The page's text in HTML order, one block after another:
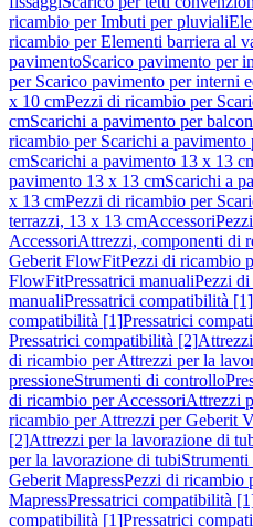
ricambio per Imbuti per pluviali
ricambio per Elementi barriera al
pavimentoScarico pavimento per
per Scarico pavimento per interni
x 10 cmPezzi di ricambio per
cmScarichi a pavimento per
ricambio per Scarichi a pavimento
cmScarichi a pavimento 13 x 13
pavimento 13 x 13 cmScarichi a
x 13 cmPezzi di ricambio per
terrazzi, 13 x 13 cmAccessori
AccessoriAttrezzi, componenti di
Geberit FlowFitPezzi di ricambio
FlowFitPressatrici manualiPezzi di
manualiPressatrici compatibilità [1]
compatibilità [1]Pressatrici
Pressatrici compatibilità [2]
di ricambio per Attrezzi per la
pressioneStrumenti di controllo
di ricambio per AccessoriAttrezzi
ricambio per Attrezzi per Geberit
[2]Attrezzi per la lavorazione di
per la lavorazione di tubi
Geberit MapressPezzi di ricambio
MapressPressatrici compatibilità
compatibilità [1]Pressatrici